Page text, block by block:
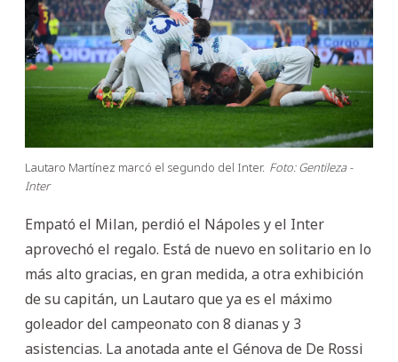
Lautaro Martínez marcó el segundo del Inter. Foto: Gentileza -
Inter
Empató el Milan, perdió el Nápoles y el Inter
aprovechó el regalo. Está de nuevo en solitario en lo
más alto gracias, en gran medida, a otra exhibición
de su capitán, un Lautaro que ya es el máximo
goleador del campeonato con 8 dianas y 3
asistencias. La anotada ante el Génova de De Rossi